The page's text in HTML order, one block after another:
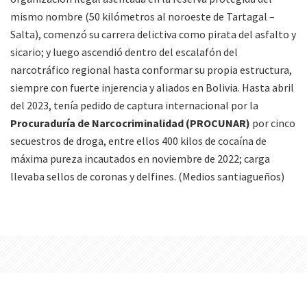
mismo nombre (50 kilómetros al noroeste de Tartagal –
Salta), comenzó su carrera delictiva como pirata del asfalto y
sicario; y luego ascendió dentro del escalafón del
narcotráfico regional hasta conformar su propia estructura,
siempre con fuerte injerencia y aliados en Bolivia. Hasta abril
del 2023, tenía pedido de captura internacional por la
Procuraduría de Narcocriminalidad (PROCUNAR) por cinco
secuestros de droga, entre ellos 400 kilos de cocaína de
máxima pureza incautados en noviembre de 2022; carga
llevaba sellos de coronas y delfines. (Medios santiagueños)